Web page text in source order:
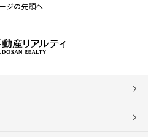
ジの先頭へ